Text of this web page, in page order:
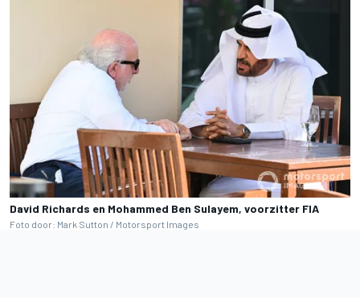
David Richards en Mohammed Ben Sulayem, voorzitter FIA
Foto door: Mark Sutton / Motorsport Images